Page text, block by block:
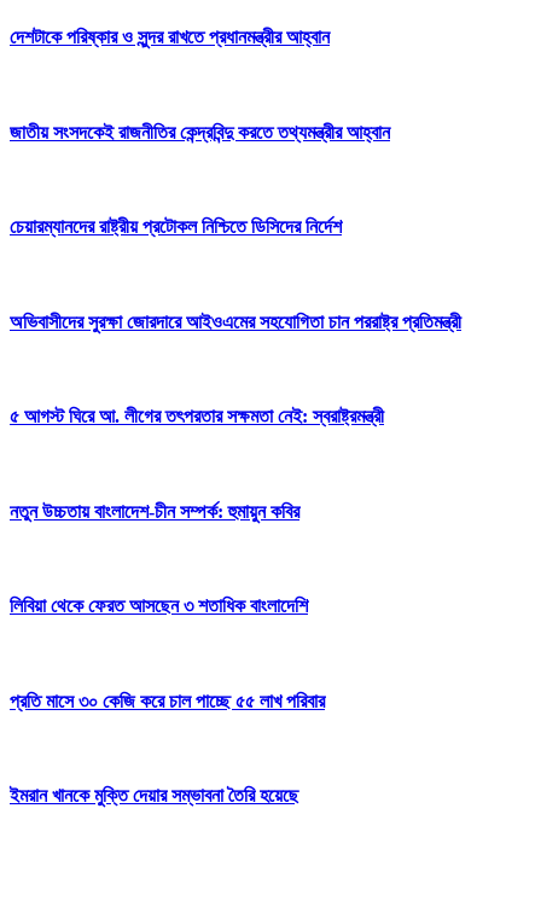
দেশটাকে পরিষ্কার ও সুন্দর রাখতে প্রধানমন্ত্রীর আহ্বান
জাতীয় সংসদকেই রাজনীতির কেন্দ্রবিন্দু করতে তথ্যমন্ত্রীর আহ্বান
চেয়ারম্যানদের রাষ্ট্রীয় প্রটোকল নিশ্চিতে ডিসিদের নির্দেশ
অভিবাসীদের সুরক্ষা জোরদারে আইওএমের সহযোগিতা চান পররাষ্ট্র প্রতিমন্ত্রী
৫ আগস্ট ঘিরে আ. লীগের তৎপরতার সক্ষমতা নেই: স্বরাষ্ট্রমন্ত্রী
নতুন উচ্চতায় বাংলাদেশ-চীন সম্পর্ক: হুমায়ুন কবির
লিবিয়া থেকে ফেরত আসছেন ৩ শতাধিক বাংলাদেশি
প্রতি মাসে ৩০ কেজি করে চাল পাচ্ছে ৫৫ লাখ পরিবার
ইমরান খানকে মুক্তি দেয়ার সম্ভাবনা তৈরি হয়েছে